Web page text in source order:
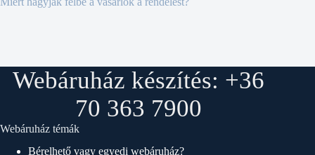
Webáruház készítés: +36
70 363 7900
Webáruház témák
Bérelhető vagy egyedi webáruház?